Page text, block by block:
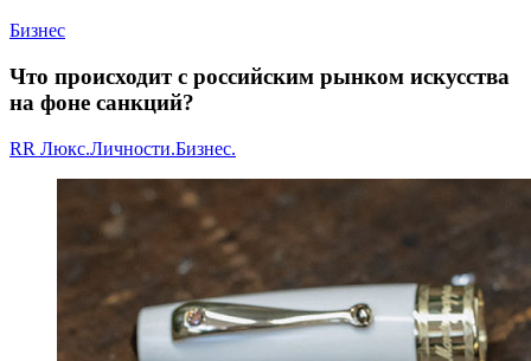
Бизнес
Что происходит с российским рынком искусства
на фоне санкций?
RR Люкс.Личности.Бизнес.